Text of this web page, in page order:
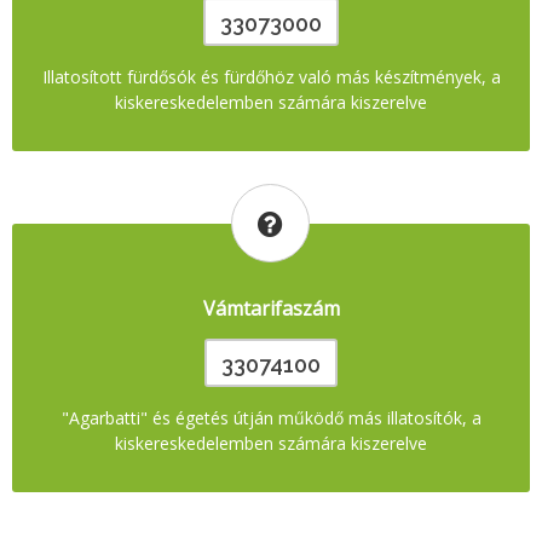
33073000
Illatosított fürdősók és fürdőhöz való más készítmények, a
kiskereskedelemben számára kiszerelve
Vámtarifaszám
33074100
"Agarbatti" és égetés útján működő más illatosítók, a
kiskereskedelemben számára kiszerelve